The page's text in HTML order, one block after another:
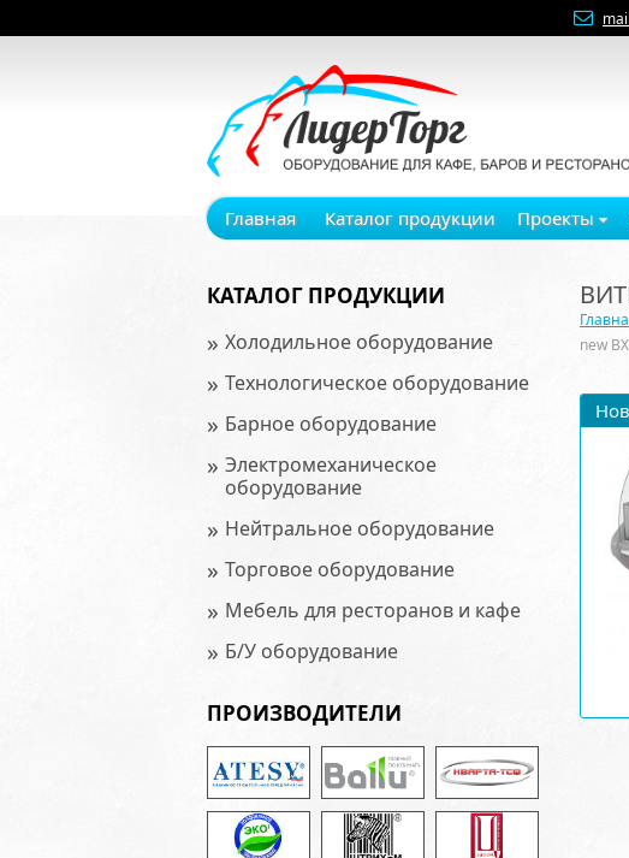
Главная Каталог продукции Проекты
КАТАЛОГ ПРОДУКЦИИ
» Холодильное оборудование
» Технологическое оборудование
» Барное оборудование
» Электромеханическое
оборудование
» Нейтральное оборудование
» Торговое оборудование
» Мебель для ресторанов и кафе
» Б/У оборудование
ПРОИЗВОДИТЕЛИ
new